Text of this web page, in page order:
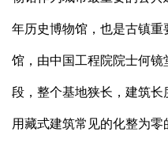
年历史博物馆，也是古镇
馆，由中国工程院院士何
段，整个基地狭长，建筑
用藏式建筑常见的化整为